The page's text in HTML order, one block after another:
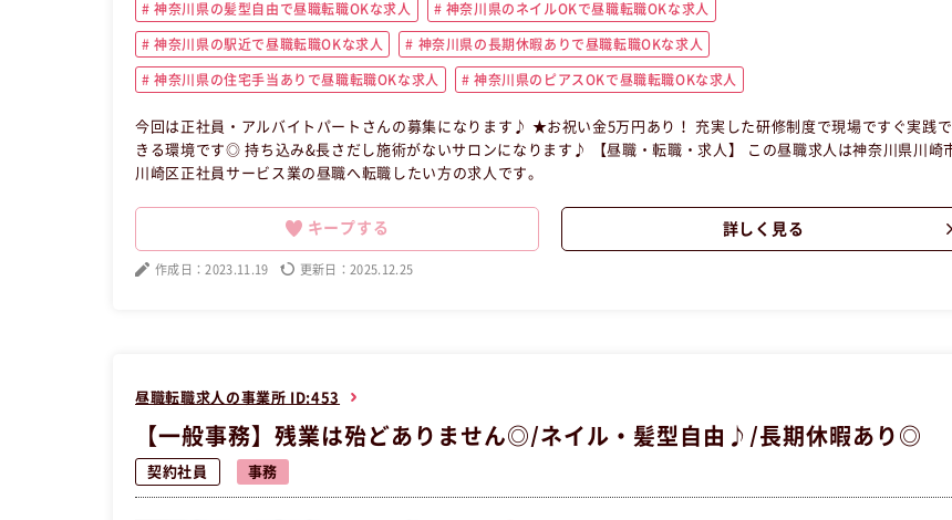
神奈川県の髪型自由で昼職転職OKな求人 神奈川県のネイルOKで昼職転職OKな求人
神奈川県の駅近で昼職転職OKな求人 神奈川県の長期休暇ありで昼職転職OKな求人
神奈川県の住宅手当ありで昼職転職OKな求人 神奈川県のピアスOKで昼職転職OKな求人
今回は正社員・アルバイトパートさんの募集になります♪ ★お祝い金5万円あり！ 充実した研修制度で現場ですぐ実践で
きる環境です◎ 持ち込み&長さだし施術がないサロンになります♪ 【昼職・転職・求人】 この昼職求人は神奈川県川崎市
川崎区正社員サービス業の昼職へ転職したい方の求人です。
キープする 詳しく見る
作成日：2023.11.19 更新日：2025.12.25
昼職転職求人の事業所 ID:453
【一般事務】残業は殆どありません◎/ネイル・髪型自由♪/長期休暇あり◎
契約社員 事務